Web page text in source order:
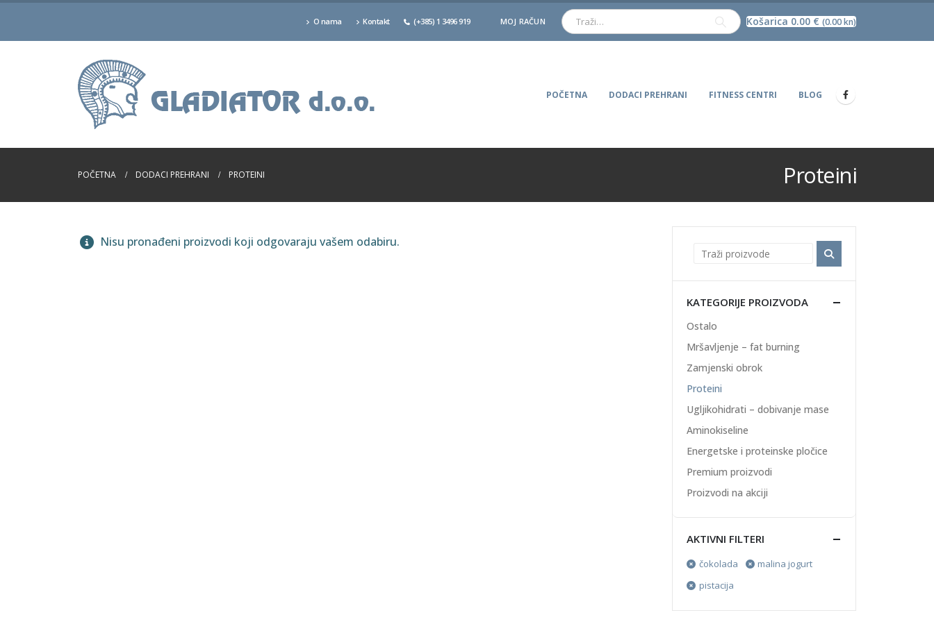
O nama Kontakt (+385) 1 3496 919 MOJ RAČUN Košarica 0.00 € (0.00 kn)
POČETNA DODACI PREHRANI FITNESS CENTRI BLOG
POČETNA DODACI PREHRANI PROTEINI Proteini
Nisu pronađeni proizvodi koji odgovaraju vašem odabiru.
KATEGORIJE PROIZVODA
Ostalo
Mršavljenje – fat burning
Zamjenski obrok
Proteini
Ugljikohidrati – dobivanje mase
Aminokiseline
Energetske i proteinske pločice
Premium proizvodi
Proizvodi na akciji
AKTIVNI FILTERI
čokolada
malina jogurt
pistacija